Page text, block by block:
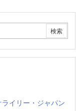
ライリー・ジャパン